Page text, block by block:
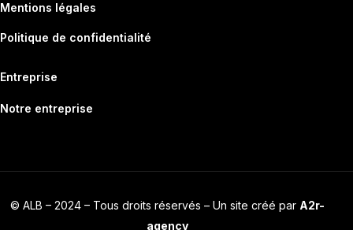
Mentions légales
Politique de confidentialité
Entreprise
Notre entreprise
© ALB – 2024 – Tous droits réservés – Un site créé par A2r-
agency